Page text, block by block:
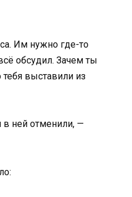
Им нужно где-то
обсудил. Зачем ты
выставили из
в ней отменили, —